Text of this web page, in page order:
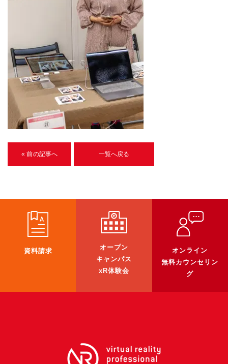
U-15メタバースプログラミング講座
受講生紹介
イベント
ブログ
アクセスマップ
企業向け
《3DGS》
3D Gaussian Splatting アプリ開発研修
3DGSニュース
《受託開発》
《最新プロダクト》
バーチャルイベントプラットフォーム『MetaLiveStage』2025年
3D空間キャプチャーアプリ『Qoocan』
« 前の記事へ 一覧へ戻る
資料請求
オープン
キャンパス
xR体験会
オンライン
無料カウンセリン
グ